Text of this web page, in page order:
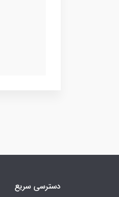
دسترسی سریع